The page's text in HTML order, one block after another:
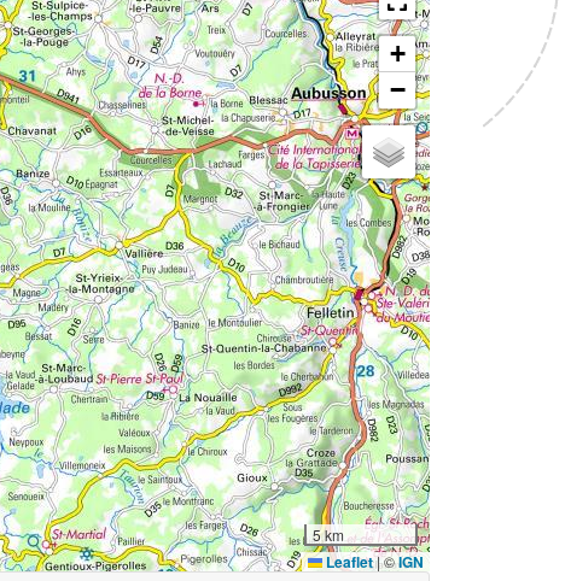
+
−
5 km
Leaflet|©IGN